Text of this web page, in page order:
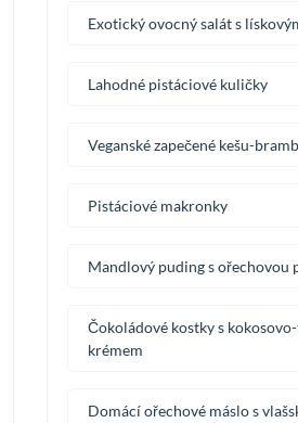
Exotický ovocný salát s
Lahodné pistáciové kuličky
Veganské zapečené kešu-
Pistáciové makronky
Mandlový puding s ořechovou
Čokoládové kostky s
krémem
Domácí ořechové máslo s